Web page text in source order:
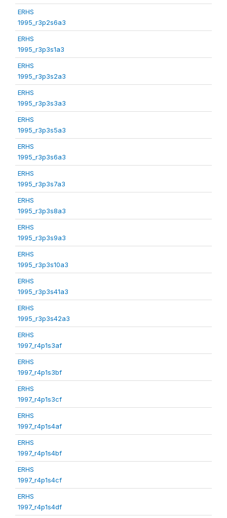
ERHS
1995_r3p2s6a3
ERHS
1995_r3p3s1a3
ERHS
1995_r3p3s2a3
ERHS
1995_r3p3s3a3
ERHS
1995_r3p3s5a3
ERHS
1995_r3p3s6a3
ERHS
1995_r3p3s7a3
ERHS
1995_r3p3s8a3
ERHS
1995_r3p3s9a3
ERHS
1995_r3p3s10a3
ERHS
1995_r3p3s41a3
ERHS
1995_r3p3s42a3
ERHS
1997_r4p1s3af
ERHS
1997_r4p1s3bf
ERHS
1997_r4p1s3cf
ERHS
1997_r4p1s4af
ERHS
1997_r4p1s4bf
ERHS
1997_r4p1s4cf
ERHS
1997_r4p1s4df